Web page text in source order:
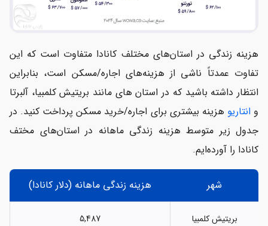
هزینه زندگی در استان‌های مختلف کانادا متفاوت است که این
تفاوت عمدتاً ناشی از هزینه‌های اجاره/مسکن است، بنابراین
انتظار داشته باشید که در استان های مانند بریتیش کلمبیا، آلبرتا
وانتاریو هزینه بیشتری برای اجاره/خرید مسکن پرداخت کنید. در
جدول زیر متوسط هزینه زندگی ماهانه در استان‌های مختف
کانادا را آورده‌ایم.
شهر هزینه زندگی ماهانه (دلار کانادا)
بریتیش کلمبیا 5,487